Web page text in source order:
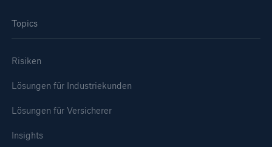
Topics
Risiken
Lösungen für Industriekunden
Lösungen für Versicherer
Insights